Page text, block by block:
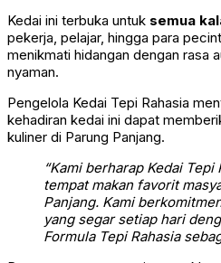
Kedai ini terbuka untuk semua
pekerja, pelajar, hingga para
menikmati hidangan dengan rasa
nyaman.
Pengelola Kedai Tepi Rahasia
kehadiran kedai ini dapat
kuliner di Parung Panjang.
“Kami berharap Kedai
tempat makan favorit
Panjang. Kami
yang segar setiap hari
Formula Tepi Rahasia